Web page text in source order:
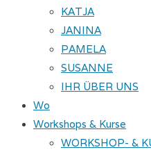
KATJA
JANINA
PAMELA
SUSANNE
IHR ÜBER UNS
Wo
Workshops & Kurse
WORKSHOP- &